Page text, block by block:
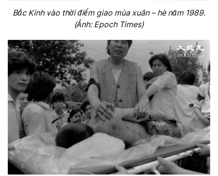
Bắc Kinh vào thời điểm giao mùa xuân – hè năm 1989.
(Ảnh: Epoch Times)